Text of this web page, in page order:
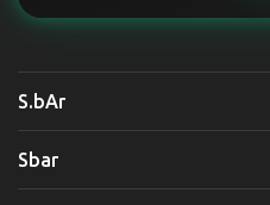
S.bAr
Sbar